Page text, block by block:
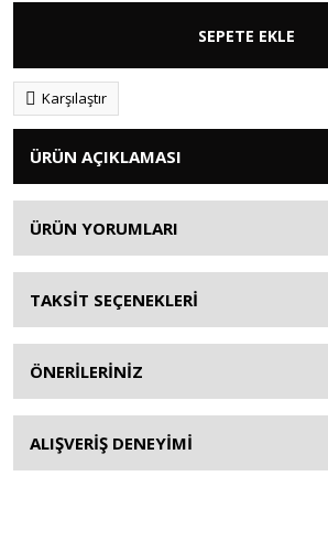
SEPETE EKLE
Karşılaştır
ÜRÜN AÇIKLAMASI
ÜRÜN YORUMLARI
TAKSİT SEÇENEKLERİ
ÖNERİLERİNİZ
ALIŞVERİŞ DENEYİMİ